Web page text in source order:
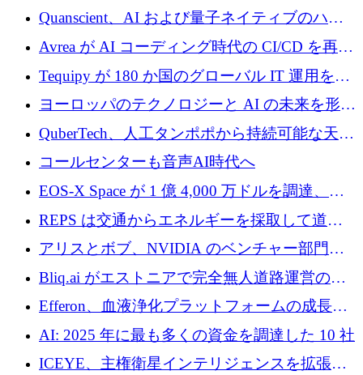
を拡大するためにシリーズ A で 2,000 万ドル
を調達
Quanscient、AI および量子ネイティブのハー
ドウェア エンジニアリングを推進するために
1,000 万ユーロを調達
Avrea が AI コーディング時代の CI/CD を再発
明するために 470 万ドルをかけてステルスか
ら浮上
Tequipy が 180 か国のグローバル IT 運用を自
動化するために 300 万ユーロ以上を調達
ヨーロッパのテクノロジーと AI の未来を形作
る: イノベーション リーダーが Nexus
Luxembourg 2026 に集まる理由
QuberTech、人工タンポポから持続可能な天然
ゴムを開発するために 340 万ポンドを調達
コールセンターも音声AI時代へ
EOS-X Space が 1 億 4,000 万ドルを調達、
Mistral が Emmi AI を買収、Bliq がエストニア
での完全無人道路運営を承認
REPS は交通からエネルギーを採取して道路
を発電所に変えるために 2,360 万ドルを調達
アリスとボブ、NVIDIA のベンチャー部門か
らの投資でシリーズ B を拡大
Bliq.ai がエストニアで完全無人道路運営の承
認を獲得
Efferon、血液浄化プラットフォームの成長に
250万ユーロを確保
AI: 2025 年に最も多くの資金を調達した 10 社
ICEYE、主権衛星インテリジェンスを拡張す